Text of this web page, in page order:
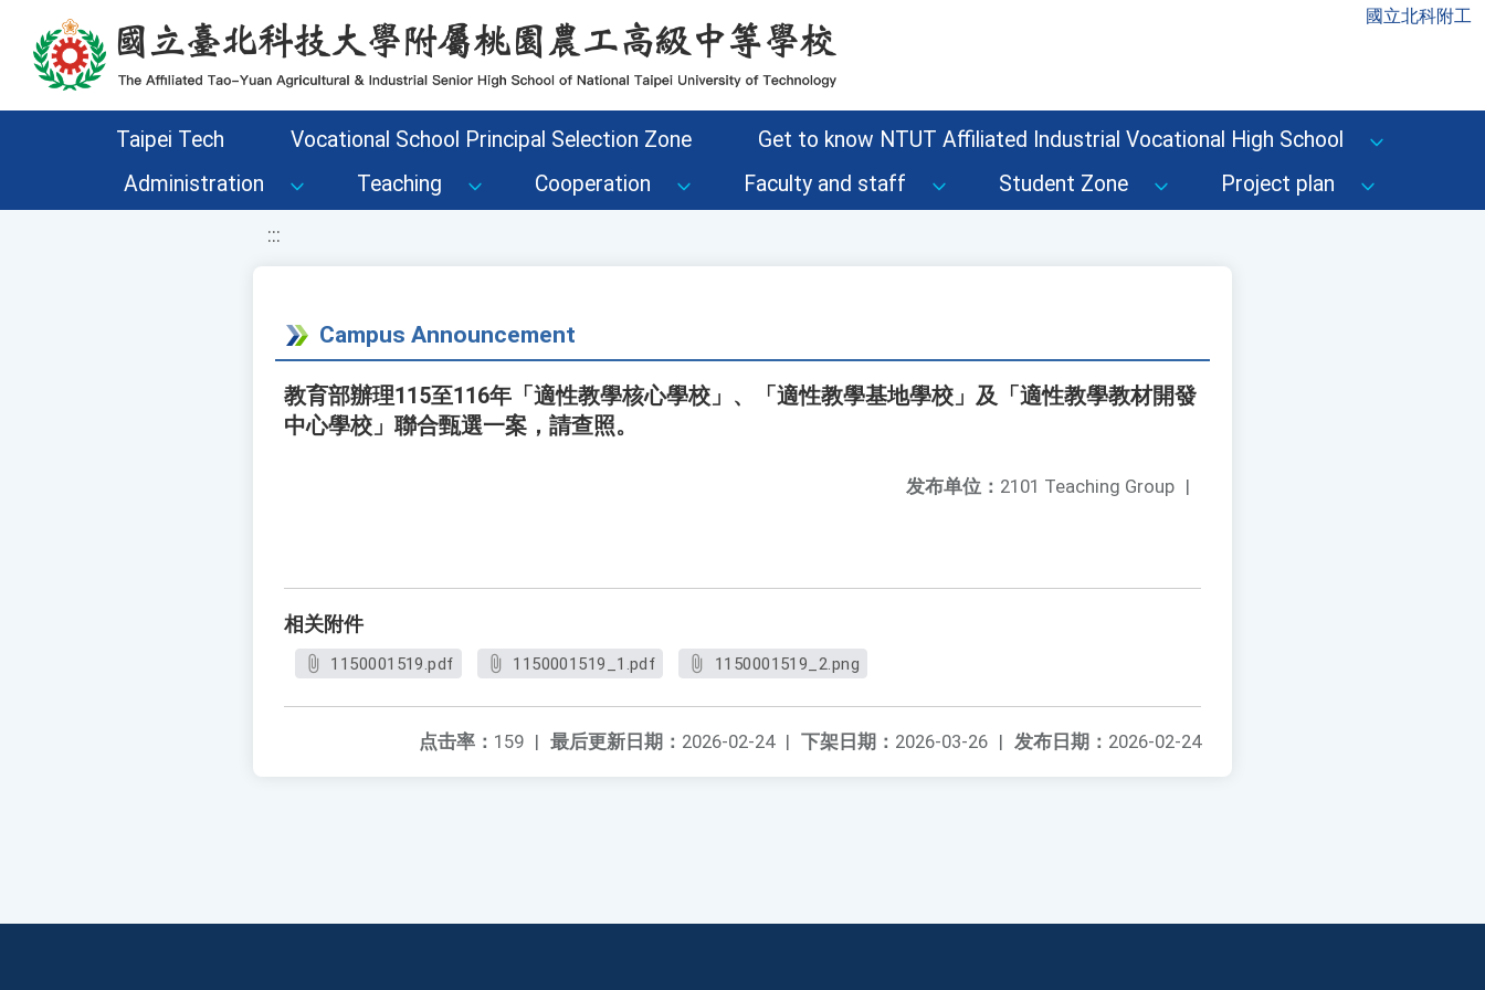
移至網頁之主要內容區位置 國立北科附工
Taipei Tech Vocational School Principal Selection Zone
Get to know NTUT Affiliated Industrial Vocational High School
Administration
Teaching Cooperation Faculty and staff Student Zone Project plan
:::
Campus Announcement
教育部辦理115至116年「適性教學核心學校」、「適性教學基地學校」及「適性教學教材開發
中心學校」聯合甄選一案，請查照。
发布单位： 2101 Teaching Group |
相关附件
1150001519.pdf 1150001519_1.pdf 1150001519_2.png
发布日期： 2026-02-24
下架日期： 2026-03-26 |
最后更新日期： 2026-02-24 |
点击率： 159 |